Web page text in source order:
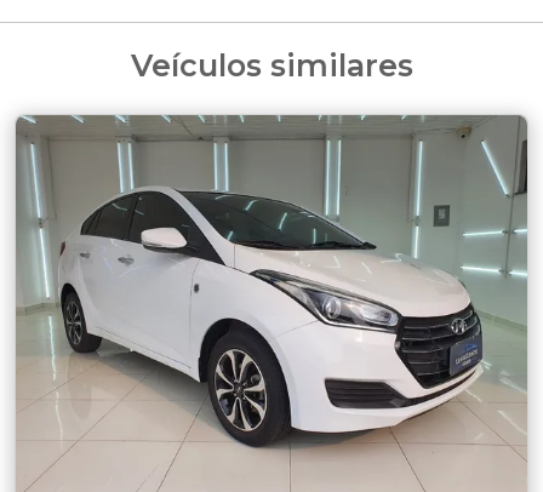
Veículos similares